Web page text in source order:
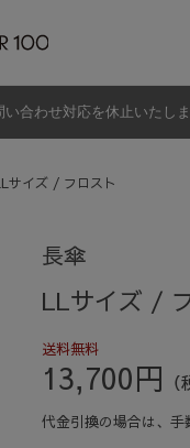
合わせ対応を休止いたし
サイズ / フロスト
長傘
LLサイズ /
送料無料
13,700円
代金引換の場合は、手